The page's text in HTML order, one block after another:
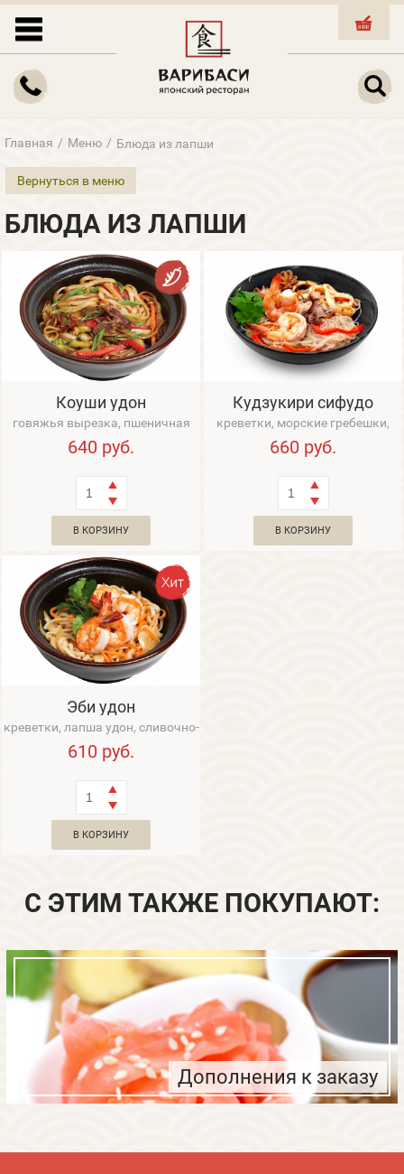
КОРЗИНА
Вернуться в меню
Главная / Меню / Блюда из лапши
БЛЮДА ИЗ ЛАПШИ
Коуши удон
говяжья вырезка, пшеничная
лапша, грибы шиитаке, вешенка,
перец, к...
640 руб.
В КОРЗИНУ
Кудзукири сифудо
креветки, морские гребешки,
осьминожки, кальмар, кабачки,
вешенка,...
660 руб.
В КОРЗИНУ
Эби удон
креветки, лапша удон, сливочно-
чесночный соус
610 руб.
В КОРЗИНУ
С ЭТИМ ТАКЖЕ ПОКУПАЮТ:
Дополнения к заказу